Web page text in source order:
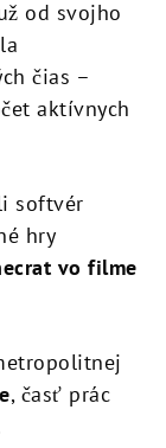
od svojho
čias –
aktívnych
softvér
hry
vo filme
, časť prác